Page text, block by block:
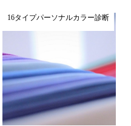
16タイプパーソナルカラー診断